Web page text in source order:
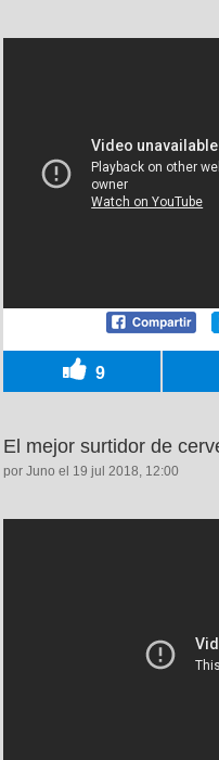
9
El mejor surtidor de
por Juno el 19 jul 2018, 12:00